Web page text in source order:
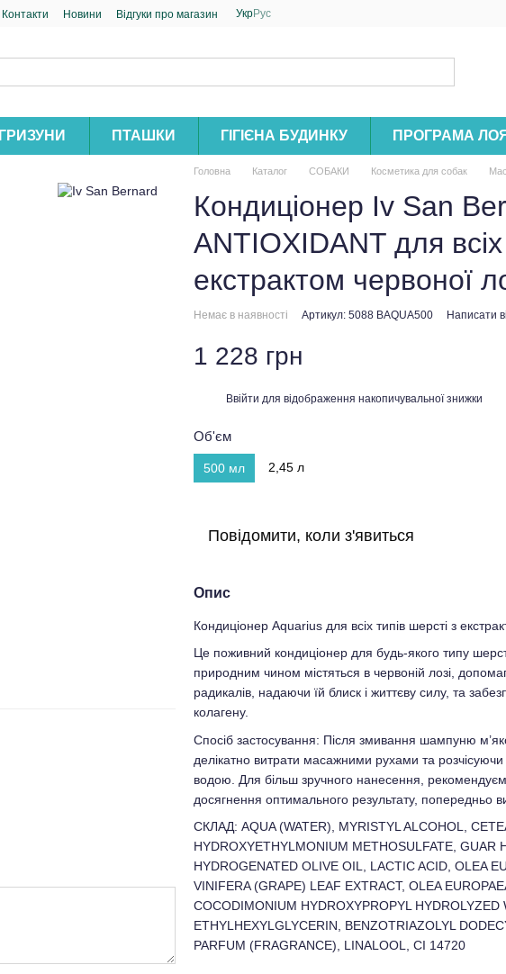
Контакти Новини Відгуки про магазин УкрРус
ГРИЗУНИ ПТАШКИ ГІГІЄНА БУДИНКУ ПРОГРАМА
Головна Каталог СОБАКИ Косметика для собак
Кондиціонер Iv San
ANTIOXIDANT для всіх
екстрактом червоної
Немає в наявності Артикул: 5088 BAQUA500 Написати
1 228 грн
Ввійти для відображення накопичувальної знижки
Об'єм
500 мл 2,45 л
Повідомити, коли з'явиться
Опис
Кондиціонер Aquarius для всіх типів шерсті з
Це поживний кондиціонер для будь-якого типу
природним чином містяться в червоній лозі,
радикалів, надаючи їй блиск і життєву силу, та
колагену.
Спосіб застосування: Після змивання шампуню
делікатно витрати масажними рухами та
водою. Для більш зручного нанесення,
досягнення оптимального результату, попередньо
СКЛАД: AQUA (WATER), MYRISTYL ALCOHOL,
HYDROXYETHYLMONIUM METHOSULFATE, GUAR
HYDROGENATED OLIVE OIL, LACTIC ACID, OLEA
VINIFERA (GRAPE) LEAF EXTRACT, OLEA
COCODIMONIUM HYDROXYPROPYL HYDROLYZED
ETHYLHEXYLGLYCERIN, BENZOTRIAZOLYL
PARFUM (FRAGRANCE), LINALOOL, CI 14720